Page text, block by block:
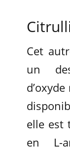
Cet
un
elle est
en L-